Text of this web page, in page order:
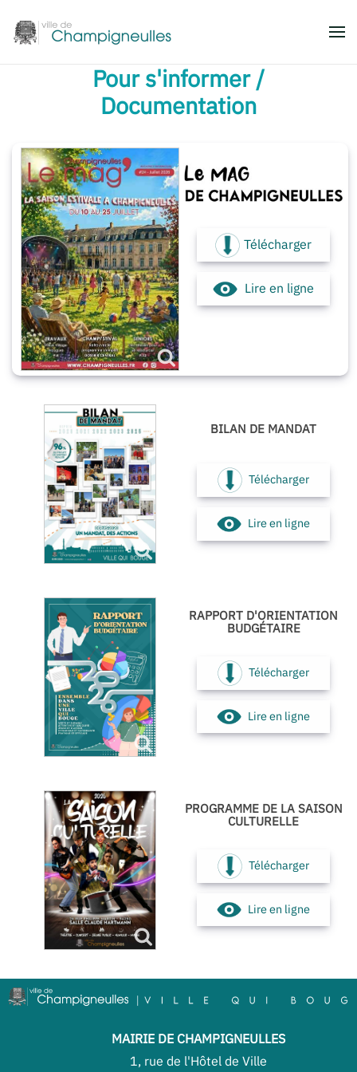
Accéder au contenu principal
Pour s'informer /
Documentation
Télécharger
Lire en ligne
BILAN DE MANDAT
Télécharger
Lire en ligne
RAPPORT D'ORIENTATION
BUDGÉTAIRE
Télécharger
Lire en ligne
PROGRAMME DE LA SAISON
CULTURELLE
Télécharger
Lire en ligne
MAIRIE DE CHAMPIGNEULLES
1, rue de l'Hôtel de Ville